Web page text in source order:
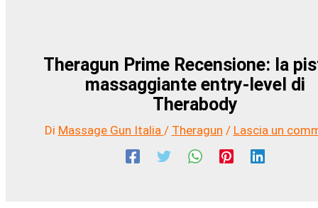
Theragun Prime Recensione: la
massaggiante entry-level di
Therabody
Di Massage Gun Italia / Theragun / Lascia un